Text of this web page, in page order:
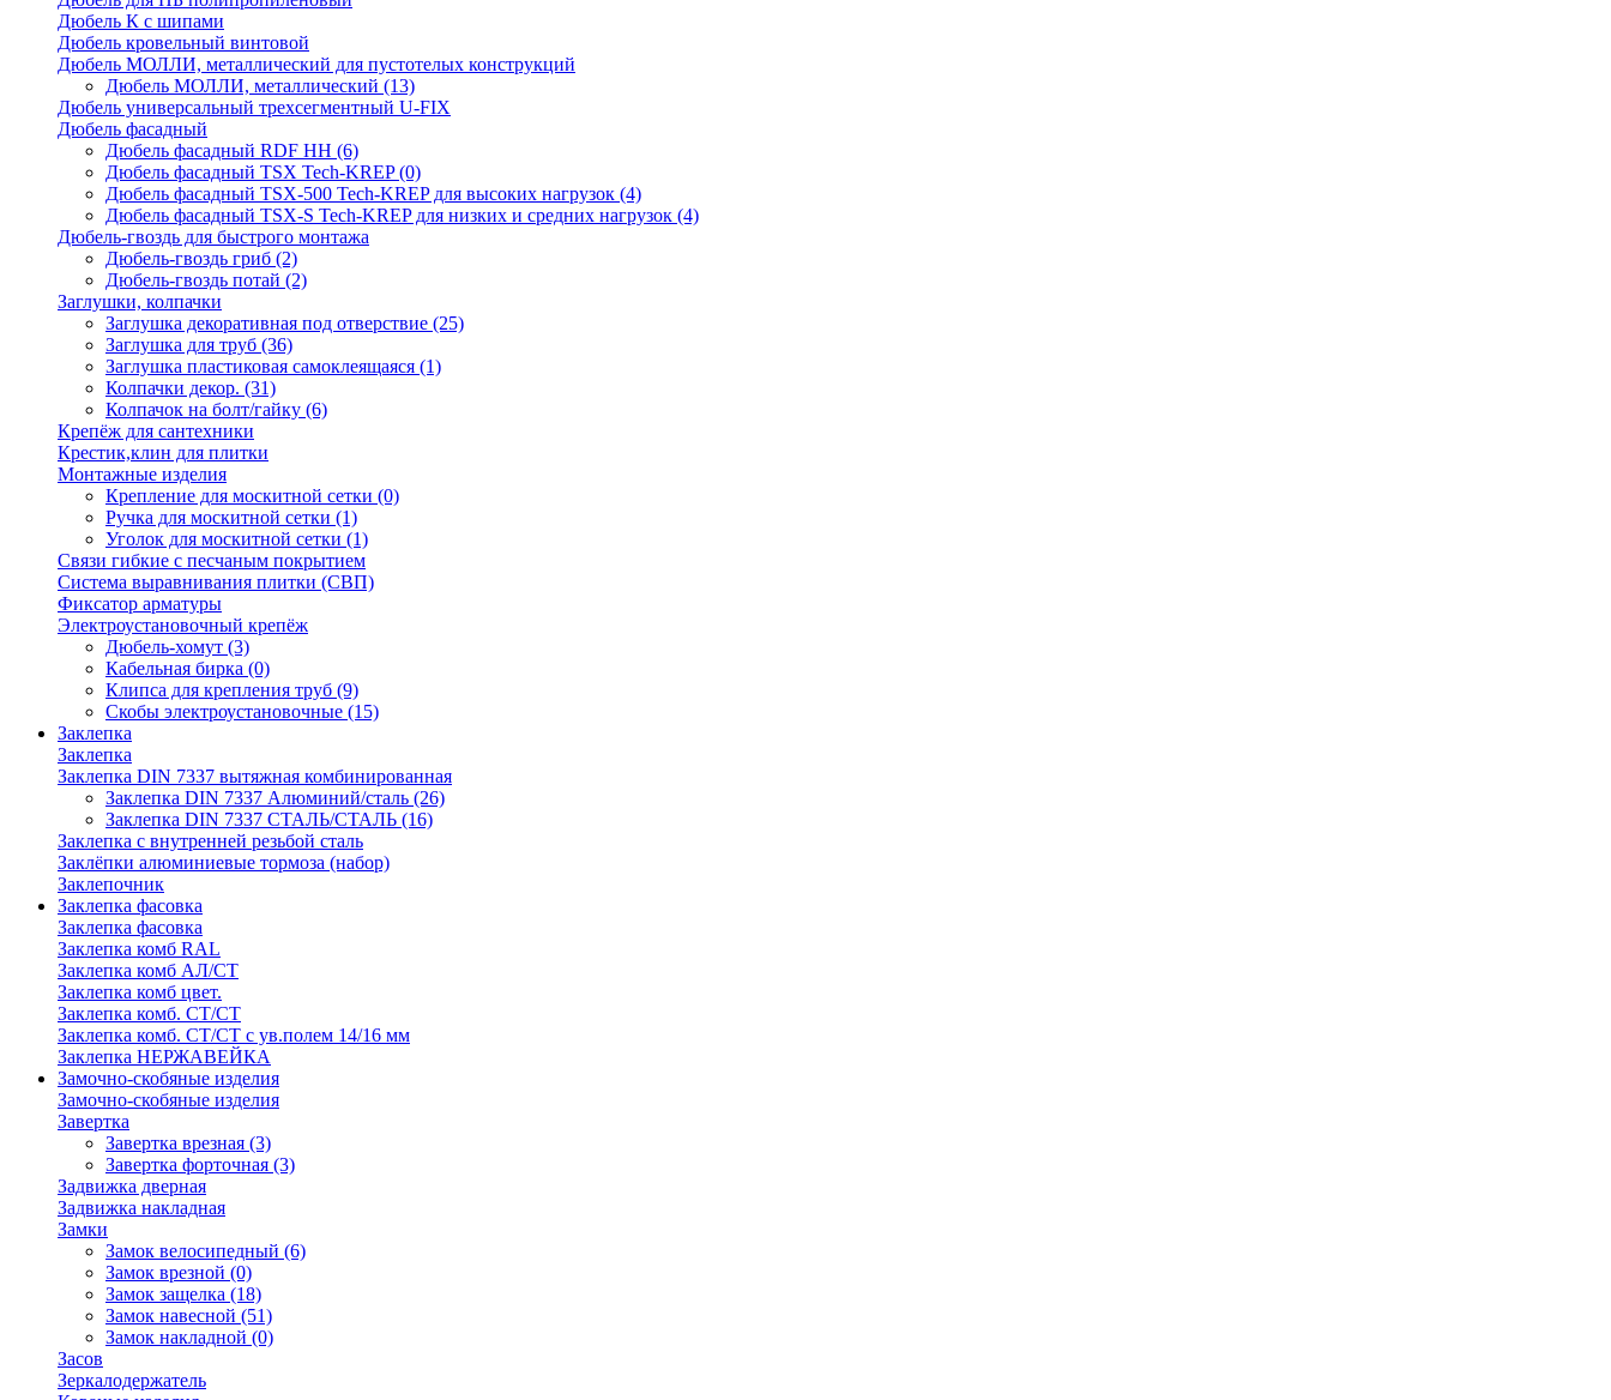
Дюбель К с шипами
Дюбель кровельный винтовой
Дюбель МОЛЛИ, металлический для пустотелых конструкций
Дюбель МОЛЛИ, металлический (13)
Дюбель универсальный трехсегментный U-FIX
Дюбель фасадный
Дюбель фасадный RDF НН (6)
Дюбель фасадный TSX Tech-KREP(0)
Дюбель фасадный TSX-500 Tech-KREP для высоких нагрузок (4)
Дюбель фасадный TSX-S Tech-KREP для низких и средних нагрузок (4)
Дюбель-гвоздь для быстрого монтажа
Дюбель-гвоздь гриб (2)
Дюбель-гвоздь потай (2)
Заглушки, колпачки
Заглушка декоративная под отверствие (25)
Заглушка для труб (36)
Заглушка пластиковая самоклеящаяся (1)
Колпачки декор. (31)
Колпачок на болт/гайку (6)
Крепёж для сантехники
Крестик,клин для плитки
Монтажные изделия
Крепление для москитной сетки (0)
Ручка для москитной сетки (1)
Уголок для москитной сетки (1)
Связи гибкие с песчаным покрытием
Система выравнивания плитки (СВП)
Фиксатор арматуры
Электроустановочный крепёж
Дюбель-хомут (3)
Кабельная бирка (0)
Клипса для крепления труб (9)
Скобы электроустановочные (15)
Заклепка
Заклепка
Заклепка DIN 7337 вытяжная комбинированная
Заклепка DIN 7337 Алюминий/сталь (26)
Заклепка DIN 7337 СТАЛЬ/СТАЛЬ (16)
Заклепка с внутренней резьбой сталь
Заклёпки алюминиевые тормоза (набор)
Заклепочник
Заклепка фасовка
Заклепка фасовка
Заклепка комб RAL
Заклепка комб АЛ/СТ
Заклепка комб цвет.
Заклепка комб. СТ/СТ
Заклепка комб. СТ/СТ с ув.полем 14/16 мм
Заклепка НЕРЖАВЕЙКА
Замочно-скобяные изделия
Замочно-скобяные изделия
Завертка
Завертка врезная (3)
Завертка форточная (3)
Задвижка дверная
Задвижка накладная
Замки
Замок велосипедный (6)
Замок врезной (0)
Замок защелка (18)
Замок навесной (51)
Замок накладной (0)
Засов
Зеркалодержатель